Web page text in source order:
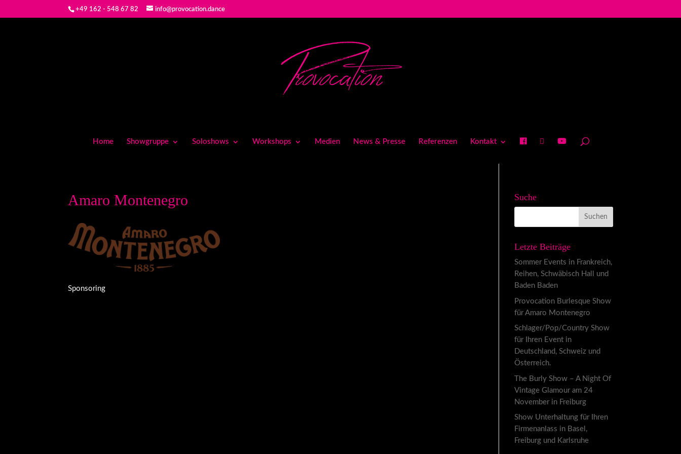
+49 162 - 548 67 82 info@provocation.dance
Home Showgruppe Soloshows Workshops Medien News & Presse Referenzen Kontakt
Amaro Montenegro
Sponsoring
Suche
Letzte Beiträge
Sommer Events in Frankreich,
Reihen, Schwäbisch Hall und
Baden Baden
Provocation Burlesque Show
für Amaro Montenegro
Schlager/Pop/Country Show
für Ihren Event in
Deutschland, Schweiz und
Österreich.
The Burly Show – A Night Of
Vintage Glamour am 24
November in Freiburg
Show Unterhaltung für Ihren
Firmenanlass in Basel,
Freiburg und Karlsruhe